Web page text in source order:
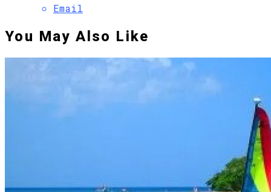
Email
You May Also Like